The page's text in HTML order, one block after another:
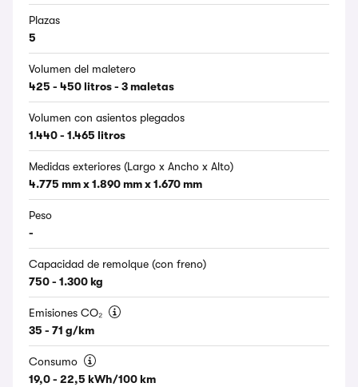
Plazas
5
Volumen del maletero
425 - 450 litros - 3 maletas
Volumen con asientos plegados
1.440 - 1.465 litros
Medidas exteriores (Largo x Ancho x Alto)
4.775 mm x 1.890 mm x 1.670 mm
Peso
-
Capacidad de remolque (con freno)
750 - 1.300 kg
Emisiones CO₂
35 - 71 g/km
Consumo
19,0 - 22,5 kWh/100 km